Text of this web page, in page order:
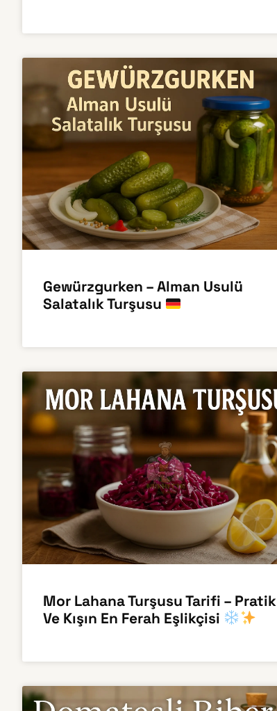
Gewürzgurken – Alman Usulü
Salatalık Turşusu
Mor Lahana Turşusu Tarifi – Pratik
Ve Kışın En Ferah Eşlikçisi